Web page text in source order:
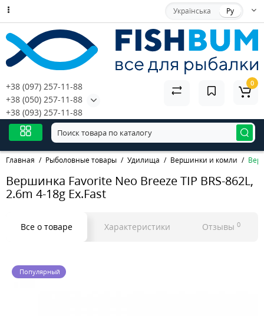
Українська Ру
+38 (097) 257-11-88
+38 (050) 257-11-88
+38 (093) 257-11-88
0
Главная Рыболовные товары Удилища Вершинки и комли
Вершинка Favorite Neo Breeze TIP BRS-862L,
2.6m 4-18g Ex.Fast
Все о товаре Характеристики Отзывы 0
Популярный